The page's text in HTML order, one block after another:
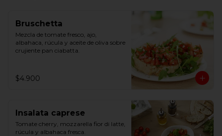
Bruschetta
Mezcla de tomate fresco, ajo,
albahaca, rúcula y aceite de oliva sobre
crujiente pan ciabatta.
$4.900
Insalata caprese
Tomate cherry, mozzarella fior di latte,
rúcula y albahaca fresca.